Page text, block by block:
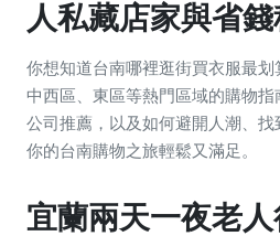
人私藏店家與省
你想知道台南哪裡逛街買衣服最
中西區、東區等熱門區域的購物
公司推薦，以及如何避開人潮、
你的台南購物之旅輕鬆又滿足。
宜蘭兩天一夜老